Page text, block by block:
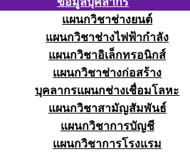
แผนกวิชาช่างยนต์
แผนกวิชาช่างไฟฟ้ากำลัง
แผนกวิชาอิเล็กทรอนิกส์
แผนกวิชาช่างก่อสร้าง
บุคลากรแผนกช่างเชื่อมโลหะ
แผนกวิชาสามัญสัมพันธ์
แผนกวิชาการบัญชี
แผนกวิชาการโรงแรม